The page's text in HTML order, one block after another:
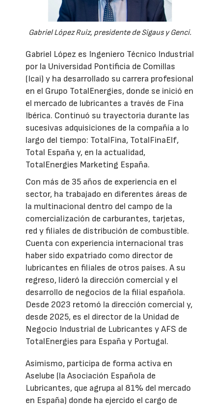
Gabriel López Ruiz, presidente de Sigaus y Genci.
Gabriel López es Ingeniero Técnico Industrial
por la Universidad Pontificia de Comillas
(Icai) y ha desarrollado su carrera profesional
en el Grupo TotalEnergies, donde se inició en
el mercado de lubricantes a través de Fina
Ibérica. Continuó su trayectoria durante las
sucesivas adquisiciones de la compañía a lo
largo del tiempo: TotalFina, TotalFinaElf,
Total España y, en la actualidad,
TotalEnergies Marketing España.
Con más de 35 años de experiencia en el
sector, ha trabajado en diferentes áreas de
la multinacional dentro del campo de la
comercialización de carburantes, tarjetas,
red y filiales de distribución de combustible.
Cuenta con experiencia internacional tras
haber sido expatriado como director de
lubricantes en filiales de otros países. A su
regreso, lideró la dirección comercial y el
desarrollo de negocios de la filial española.
Desde 2023 retomó la dirección comercial y,
desde 2025, es el director de la Unidad de
Negocio Industrial de Lubricantes y AFS de
TotalEnergies para España y Portugal.
Asimismo, participa de forma activa en
Aselube (la Asociación Española de
Lubricantes, que agrupa al 81% del mercado
en España) donde ha ejercido el cargo de